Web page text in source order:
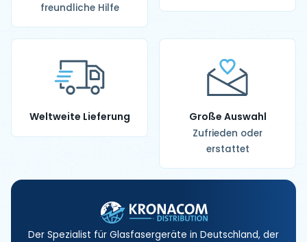
freundliche Hilfe
Weltweite Lieferung Große Auswahl
Zufrieden oder
erstattet
Der Spezialist für Glasfasergeräte in Deutschland, der